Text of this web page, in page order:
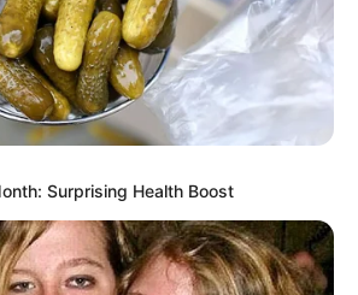
Surprising Health Boost